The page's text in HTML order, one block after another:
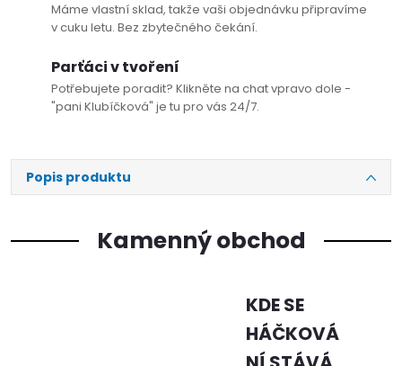
Máme vlastní sklad, takže vaši objednávku připravíme
v cuku letu. Bez zbytečného čekání.
Parťáci v tvoření
Potřebujete poradit? Klikněte na chat vpravo dole -
"pani Klubíčková" je tu pro vás 24/7.
Popis produktu
Kamenný obchod
KDE SE
HÁČKOVÁ